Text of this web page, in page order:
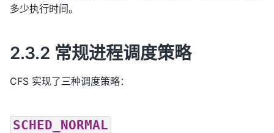
多少执行时间。
2.3.2 常规进程调度策略
CFS 实现了三种调度策略：
SCHED_NORMAL